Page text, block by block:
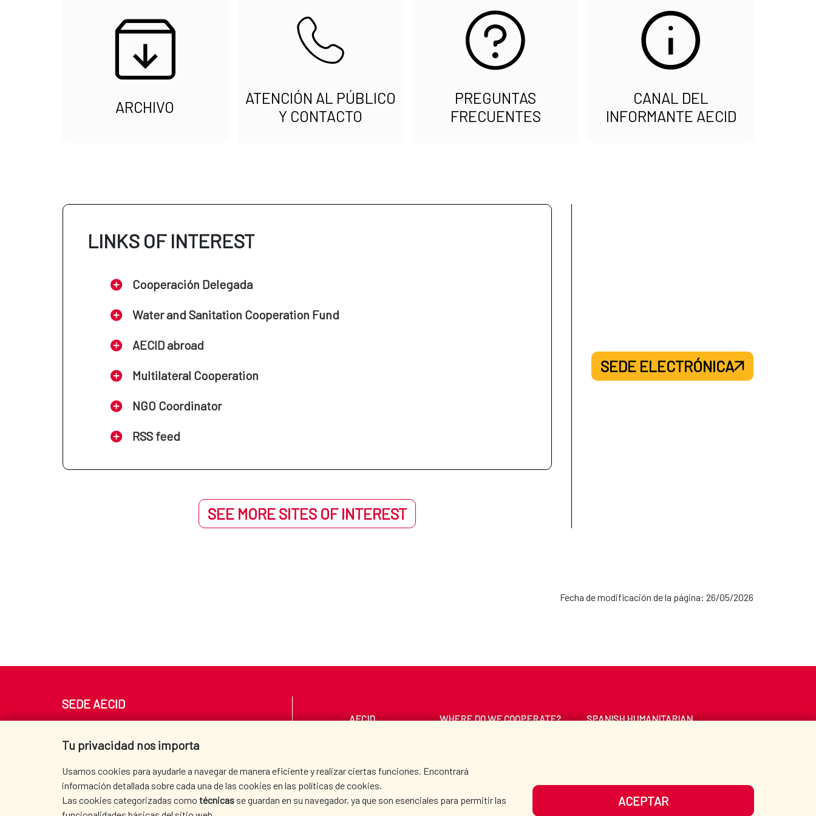
ARCHIVO
ATENCIÓN AL PÚBLICO
Y CONTACTO
PREGUNTAS
FRECUENTES
CANAL DEL
INFORMANTE AECID
LINKS OF INTEREST
Cooperación Delegada
Water and Sanitation Cooperation Fund
AECID abroad
Multilateral Cooperation
NGO Coordinator
RSS feed
SEE MORE SITES OF INTEREST
SEDE ELECTRÓNICA
Fecha de modificación de la página: 26/05/2026
Tu privacidad nos importa
Usamos cookies para ayudarle a navegar de manera eficiente y realizar ciertas funciones. Encontrará
información detallada sobre cada una de las cookies en las políticas de cookies.
Las cookies categorizadas como técnicas se guardan en su navegador, ya que son esenciales para permitir las
ACEPTAR
SEDE AECID
Tel. +34 900 20 30 54​​​​​​​
AECID WHERE DO WE COOPERATE?
SPANISH HUMANITARIAN
PRESS ROOM CULTURE AND SCIENCE